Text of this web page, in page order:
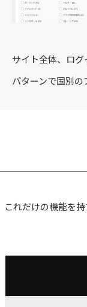
サイト全体、ロ
パターンで国別の
これだけの機能を